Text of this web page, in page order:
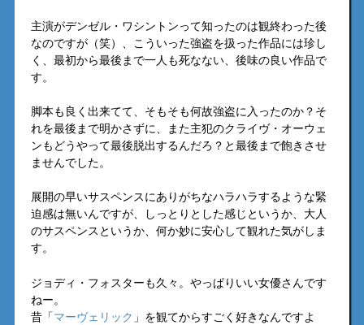
主演がデンゼル・ワシントンって知ったのは観終わった後
なのですが（笑）、こういった強盗を扱った作品には珍し
く、最初から最後まで一人も死なない、後味の良い作品で
す。
脚本も良く出来てて、そもそも何故強盗に入ったのか？そ
れを最後まで明かさずに、また主犯のクライヴ・オーウェ
ンもどうやって最後脱出するんだろ？と最後まで飽きさせ
ませんでした。
展開の早いサスペンスにありがちなハラハラするような緊
迫感は無いんですが、しっとりとした感じというか、大人
のサスペンスというか、何か妙に安心して観れた気がしま
す。
ジョディ・フォスターも久々。やっぱりいい女優さんです
ねー。
昔「マーヴェリック 」を観てからすごく好きなんですよ